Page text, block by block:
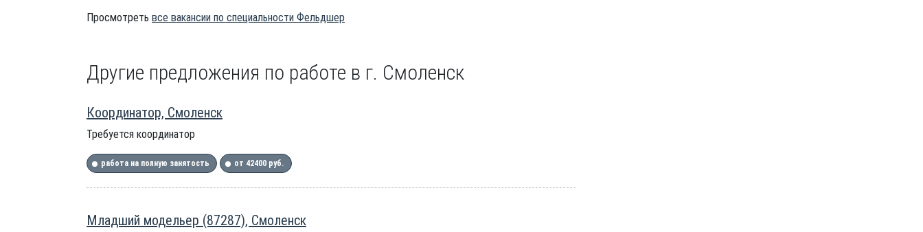
Просмотреть все вакансии по специальности Фельдшер
Другие предложения по работе в г. Смоленск
Координатор, Смоленск
Требуется координатор
работа на полную занятость от 42400 руб.
Младший модельер (87287), Смоленск